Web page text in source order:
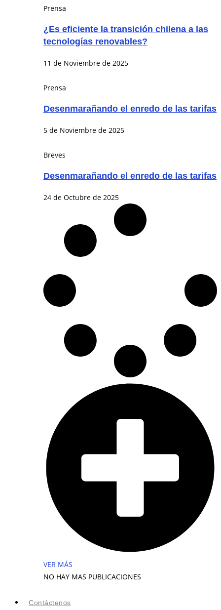
Prensa
¿Es eficiente la transición chilena a las
tecnologías renovables?
11 de Noviembre de 2025
Prensa
Desenmarañando el enredo de las tarifas
5 de Noviembre de 2025
Breves
Desenmarañando el enredo de las tarifas
24 de Octubre de 2025
VER MÁS
NO HAY MAS PUBLICACIONES
Contáctenos